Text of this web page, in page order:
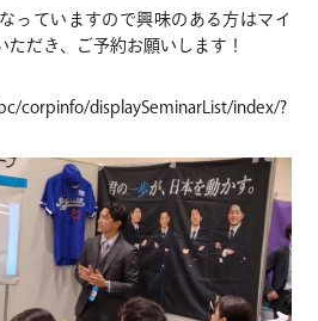
っていますので興味のある方はマイ
だき、ご予約お願いします！
corpinfo/displaySeminarList/index/?